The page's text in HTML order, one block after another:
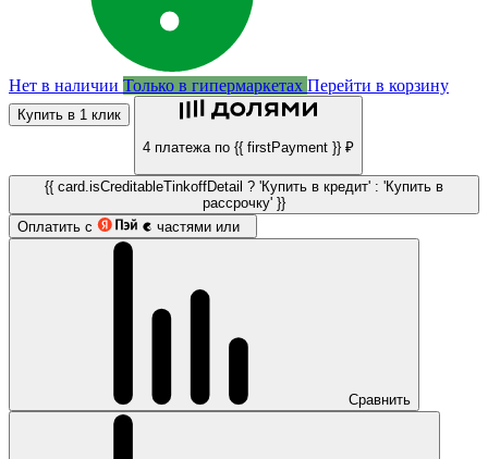
Нет в наличии Только в гипермаркетах Перейти в корзину
Купить в 1 клик
4 платежа по {{ firstPayment }} ₽
{{ card.isCreditableTinkoffDetail ? 'Купить в кредит' : 'Купить в
рассрочку' }}
Оплатить с
частями или
Сравнить